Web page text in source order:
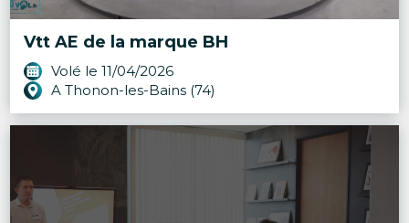
Vtt AE de la marque BH
Volé le 11/04/2026
A Thonon-les-Bains (74)